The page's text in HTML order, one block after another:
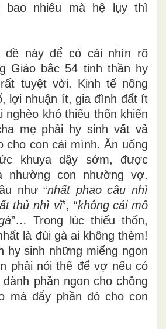
bao nhiêu mà hệ lụy thì
đề này để có cái nhìn rõ
Giáo bắc 54 tinh thần hy
tuyệt vời. Kinh tế nông
lợi nhuận ít, gia đình đất ít
khó thiếu thốn khiến
mẹ phải hy sinh vất vả
cho con cái mình. Ăn uống
khuya dậy sớm, được
nhường con nhường vợ.
như “nhất phao câu nhì
thủ nhì vĩ”, “không cái mô
”… Trong lúc thiếu thốn,
là đùi gà ai không thèm!
hy sinh những miếng ngon
phải nói thế để vợ nếu có
phần ngon cho chồng
mà đẩy phần đó cho con